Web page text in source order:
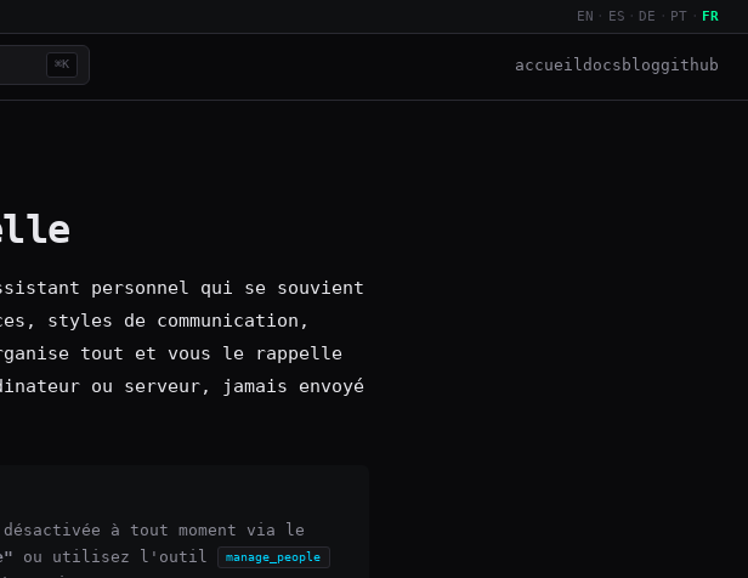
EN · ES · DE · PT · FR
⌘K accueil docs bloggithub
personnel qui se souvient
styles de communication,
tout et vous le rappelle
ou serveur, jamais envoyé
à tout moment via le
ou utilisez l'outil manage_people